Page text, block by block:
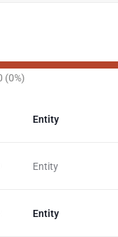
(0%)
Entity
Entity
Entity